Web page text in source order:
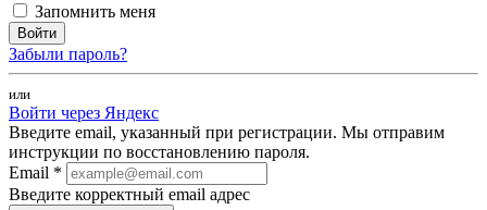
Запомнить меня
Войти
Забыли пароль?
или
Войти через Яндекс
Введите email, указанный при регистрации. Мы отправим
инструкции по восстановлению пароля.
Email *
Введите корректный email адрес